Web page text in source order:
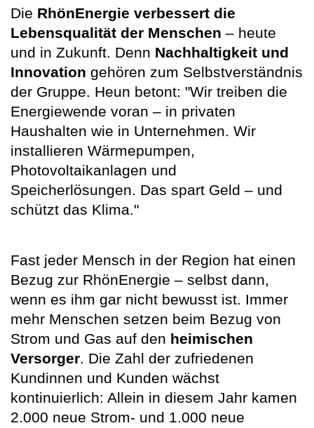
Die RhönEnergie verbessert die
Lebensqualität der Menschen – heute
und in Zukunft. Denn Nachhaltigkeit und
Innovation gehören zum Selbstverständnis
der Gruppe. Heun betont: "Wir treiben die
Energiewende voran – in privaten
Haushalten wie in Unternehmen. Wir
installieren Wärmepumpen,
Photovoltaikanlagen und
Speicherlösungen. Das spart Geld – und
schützt das Klima."
Fast jeder Mensch in der Region hat einen
Bezug zur RhönEnergie – selbst dann,
wenn es ihm gar nicht bewusst ist. Immer
mehr Menschen setzen beim Bezug von
Strom und Gas auf den heimischen
Versorger. Die Zahl der zufriedenen
Kundinnen und Kunden wächst
kontinuierlich: Allein in diesem Jahr kamen
2.000 neue Strom- und 1.000 neue